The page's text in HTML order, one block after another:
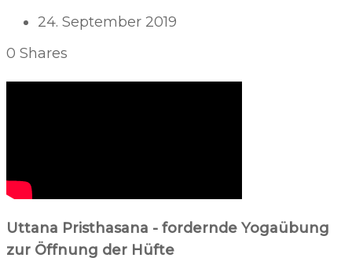
24. September 2019
0 Shares
Uttana Pristhasana - fordernde Yogaübung
zur Öffnung der Hüfte